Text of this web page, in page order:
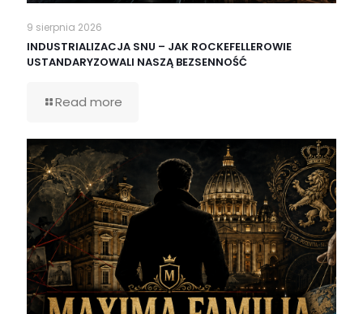
9 sierpnia 2026
INDUSTRIALIZACJA SNU – JAK ROCKEFELLEROWIE
USTANDARYZOWALI NASZĄ BEZSENNOŚĆ
Read more